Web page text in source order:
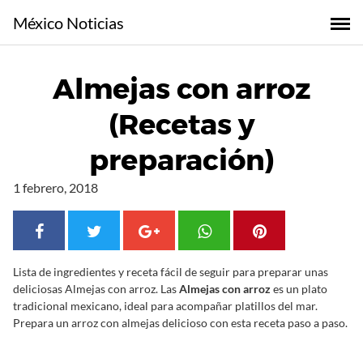
l
México Noticias
Almejas con arroz
(Recetas y
preparación)
1 febrero, 2018
Lista de ingredientes y receta fácil de seguir para preparar unas
deliciosas Almejas con arroz. LasAlmejas con arrozes un plato
tradicional mexicano, ideal para acompañar platillos del mar.
Prepara un arroz con almejas delicioso con esta receta paso a paso.